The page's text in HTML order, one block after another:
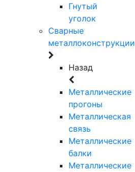
Гнутый
уголок
Сварные
металлоконструкции
Назад
Металлические
прогоны
Металлическая
связь
Металлические
балки
Металлические